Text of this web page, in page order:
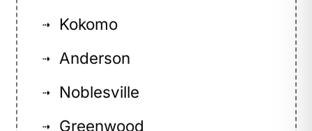
⇢ Kokomo
⇢ Anderson
⇢ Noblesville
⇢ Greenwood